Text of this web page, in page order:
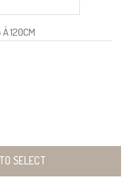
À 120CM
SELECT